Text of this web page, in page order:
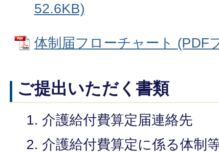
52.6KB)
体制届フローチャート (PDF
ご提出いただく書類
介護給付費算定届連絡先
介護給付費算定に係る体制